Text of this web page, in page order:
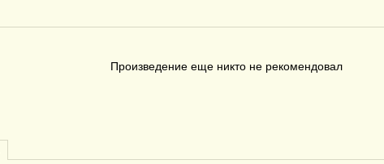
Произведение еще никто не рекомендовал